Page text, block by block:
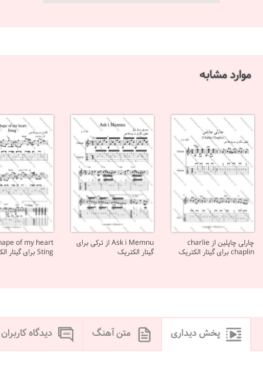
موارد مشابه
چارلی چاپلین از charlie
chaplin برای گیتار الکتریک
Ask i Memnu از ترکی برای
گیتار الکتریک
Sting برای گیتار الکتریک
پخش دیداری متن آهنگ دیدگاه کاربران